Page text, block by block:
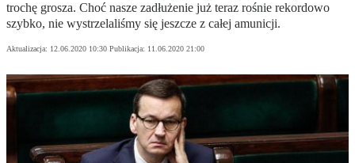
trochę grosza. Choć nasze zadłużenie już teraz rośnie rekordowo
szybko, nie wystrzelaliśmy się jeszcze z całej amunicji.
Aktualizacja: 12.06.2020 10:30 Publikacja: 11.06.2020 21:00